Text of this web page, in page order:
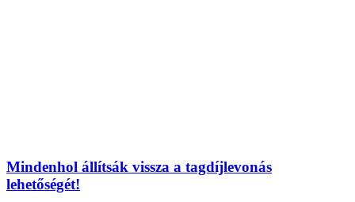
Mindenhol állítsák vissza a tagdíjlevonás
lehetőségét!